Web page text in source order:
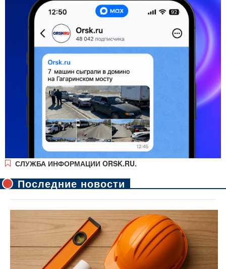
СЛУЖБА ИНФОРМАЦИИ ORSK.RU.
Последние новости